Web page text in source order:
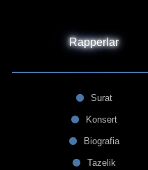
Rapperlar
Surat
Konsert
Biografia
Tazelik